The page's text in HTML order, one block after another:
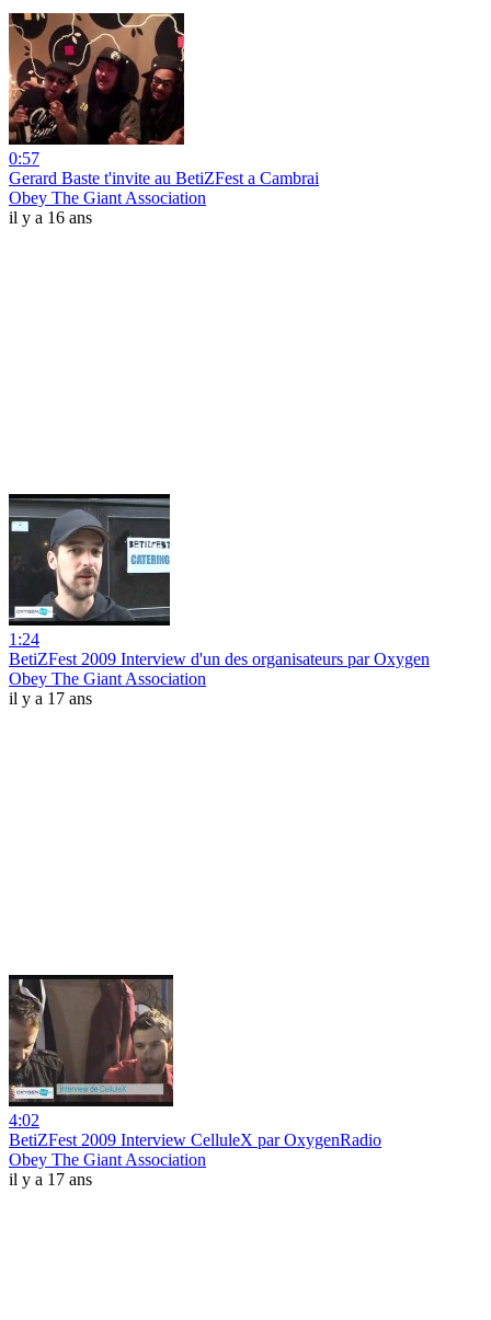
0:57
Gerard Baste t'invite au BetiZFest a Cambrai
Obey The Giant Association
il y a 16 ans
1:24
BetiZFest 2009 Interview d'un des organisateurs par Oxygen
Obey The Giant Association
il y a 17 ans
4:02
BetiZFest 2009 Interview CelluleX par OxygenRadio
Obey The Giant Association
il y a 17 ans